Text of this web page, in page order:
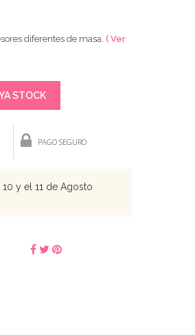
diferentes de masa. ( Ver
STOCK
PAGO SEGURO
y el 11 de Agosto